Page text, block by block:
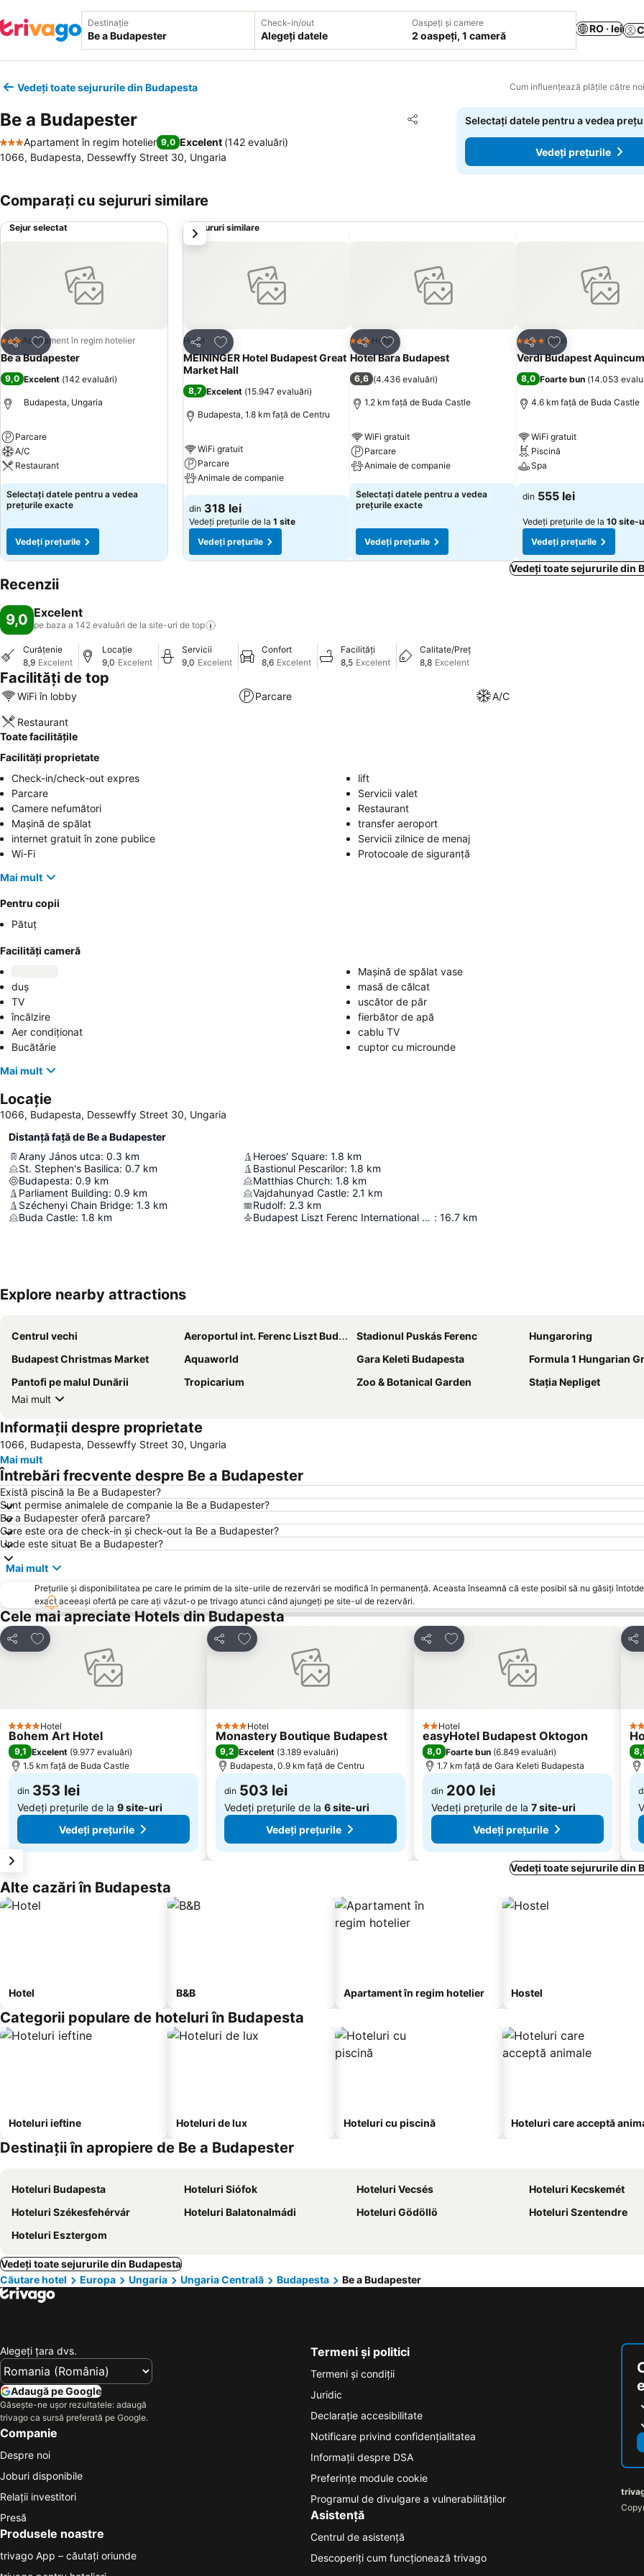
Destinație Check-in/out
Alegeți datele
Oaspeți și camere
2 oaspeți, 1 cameră
RO · lei
Vedeți toate sejururile din Budapesta Cum influențează plățile către
Be a Budapester Distribuiți
Adăugaţi la favorite
3 Stele
Apartament în regim hotelier 9,0 Excelent (142 evaluări)
1066, Budapesta, Dessewffy Street 30, Ungaria
Selectați datele pentru a vedea
Vedeți prețurile
Comparați cu sejururi similare
Sejur selectat
Distribuiți
Adăugaţi la favorite
3 SteleApartament în regim hotelier
Be a Budapester
9,0 Excelent (142 evaluări)
Budapesta, Ungaria
Parcare
A/C
Restaurant
Selectați datele pentru a vedea
prețurile exacte
Vedeți prețurile
Sejururi similare
Distribuiți
Adăugaţi la favorite
Hotel
MEININGER Hotel Budapest Great
Market Hall
8,7 Excelent (15.947 evaluări)
Budapesta, 1.8 km faţă de Centru
WiFi gratuit
Parcare
Animale de companie
din 318 lei
Vedeți prețurile de la 1 site
Vedeți prețurile
Distribuiți
Adăugaţi la favorite
3 SteleHotel
Hotel Bara Budapest
6,6 (4.436 evaluări)
1.2 km faţă de Buda Castle
WiFi gratuit
Parcare
Animale de companie
Selectați datele pentru a vedea
prețurile exacte
Vedeți prețurile
Distribuiți
Adăugaţi la
4 Stele Hotel
Verdi Budapest Aquincum
8,0 Foarte bun (14.053
4.6 km faţă de Buda Castle
WiFi gratuit
Piscină
Spa
din 555 lei
Vedeți prețurile de la 10 site-
Vedeți prețurile
următorul
Vedeți toate sejururile din
Recenzii
9,0 Excelent
pe baza a 142 evaluări de la site-uri de top
Curățenie
8,9 Excelent
Locație
9,0 Excelent
Servicii
9,0 Excelent
Confort
8,6 Excelent
Facilități
8,5 Excelent
Calitate/Preț
8,8 Excelent
Facilități de top
WiFi în lobby Parcare A/C
Restaurant
Toate facilitățile
Facilități proprietate
Check-in/check-out expres
lift
Parcare
Servicii valet
Camere nefumători
Restaurant
Mașină de spălat
transfer aeroport
internet gratuit în zone publice
Servicii zilnice de menaj
Wi-Fi
Protocoale de siguranță
Mai mult
Pentru copii
Pătuț
Facilități cameră
Mașină de spălat vase
duș
masă de călcat
TV
uscător de păr
încălzire
fierbător de apă
Aer condiționat
cablu TV
Bucătărie
cuptor cu microunde
Mai mult
Locație
1066, Budapesta, Dessewffy Street 30, Ungaria
Distanță față de Be a Budapester
Arany János utca: 0.3 km
St. Stephen's Basilica: 0.7 km
Budapesta: 0.9 km
Parliament Building: 0.9 km
Széchenyi Chain Bridge: 1.3 km
Buda Castle: 1.8 km
Heroes' Square: 1.8 km
Bastionul Pescarilor: 1.8 km
Matthias Church: 1.8 km
Vajdahunyad Castle: 2.1 km
Rudolf: 2.3 km
Budapest Liszt Ferenc International Airport : 16.7 km
Explore nearby attractions
Centrul vechi Aeroportul int. Ferenc Liszt Budapesta Stadionul Puskás Ferenc
Hungaroring
Budapest Christmas Market
Aquaworld Gara Keleti Budapesta
Formula 1 Hungarian
Pantofi pe malul Dunării
Tropicarium Zoo & Botanical Garden
Stația Nepliget
Mai mult
Informații despre proprietate
1066, Budapesta, Dessewffy Street 30, Ungaria
Mai mult
Întrebări frecvente despre Be a Budapester
Există piscină la Be a Budapester?
Sunt permise animalele de companie la Be a Budapester?
Be a Budapester oferă parcare?
Care este ora de check-in și check-out la Be a Budapester?
Unde este situat Be a Budapester?
Mai mult
Prețurile și disponibilitatea pe care le primim de la site-urile de rezervări se modifică în permanență. Aceasta înseamnă că este posibil să nu găsiți
exact aceeași ofertă pe care ați văzut-o pe trivago atunci când ajungeți pe site-ul de rezervări.
Cele mai apreciate Hotels din Budapesta
Distribuiți
Adăugaţi la favorite
4 SteleHotel
Bohem Art Hotel
9,1 Excelent (9.977 evaluări)
1.5 km faţă de Buda Castle
din 353 lei
Vedeți prețurile de la 9 site-uri
Vedeți prețurile
Distribuiți
Adăugaţi la favorite
4 SteleHotel
Monastery Boutique Budapest
9,2 Excelent (3.189 evaluări)
Budapesta, 0.9 km faţă de Centru
din 503 lei
Vedeți prețurile de la 6 site-uri
Vedeți prețurile
Distribuiți
Adăugaţi la favorite
2 Stele
Hotel
easyHotel Budapest Oktogon
8,0 Foarte bun (6.849 evaluări)
1.7 km faţă de Gara Keleti Budapesta
din 200 lei
Vedeți prețurile de la 7 site-uri
Vedeți prețurile
4
Vedeți toate sejururile din
Alte cazări în Budapesta
Hotel B&B Apartament în regim hotelier Hostel
Categorii populare de hoteluri în Budapesta
Hoteluri ieftine Hoteluri de lux Hoteluri cu piscină Hoteluri care acceptă
Destinații în apropiere de Be a Budapester
Hoteluri Budapesta Hoteluri Siófok Hoteluri Vecsés
Hoteluri Kecskemét
Hoteluri Székesfehérvár
Hoteluri Balatonalmádi Hoteluri Gödöllö
Hoteluri Szentendre
Hoteluri Esztergom
Vedeți toate sejururile din Budapesta
Căutare hotel
Europa Ungaria Ungaria Centrală Budapesta Be a Budapester
Alegeţi ţara dvs.
Adaugă pe Google
Găsește-ne ușor rezultatele: adaugă
trivago ca sursă preferată pe Google.
Companie
Despre noi
Joburi disponibile
Relații investitori
Presă
Produsele noastre
trivago App – căutaţi oriunde
Termeni și politici
Termeni și condiţii
Juridic
Declarație accesibilitate
Notificare privind confidențialitatea
Informații despre DSA
Preferințe module cookie
Programul de divulgare a vulnerabilităților
Asistență
Centrul de asistență
Descoperiți cum funcționează trivago